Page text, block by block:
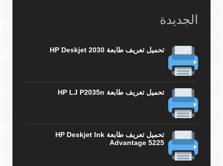
الجديدة
تحميل تعريف طابعة HP Deskjet 2030
تحميل تعريف طابعة HP LJ P2035n
تحميل تعريف طابعة HP Deskjet Ink
Advantage 5225